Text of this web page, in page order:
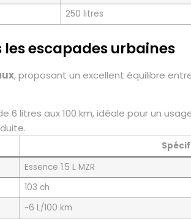
250 litres
escapades urbaines
, proposant un excellent équilibre
litres aux 100 km, idéale pour un
Essence 1.5 L MZR
103 ch
~6 L/100 km